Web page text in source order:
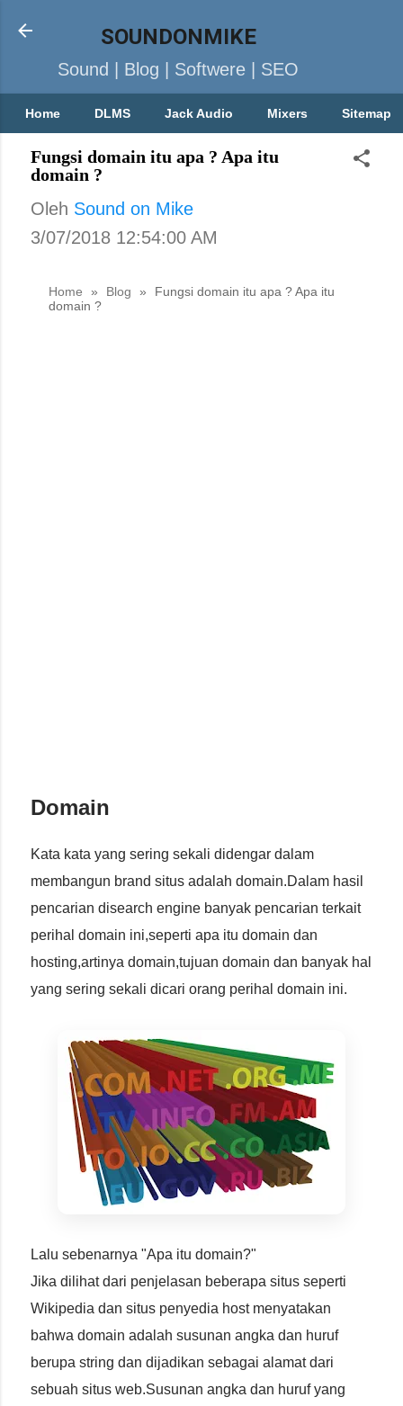
SOUNDONMIKE
Sound | Blog | Softwere | SEO
Home DLMS Jack Audio Mixers Sitemap
Fungsi domain itu apa ? Apa itu
domain ?
Oleh Sound on Mike
3/07/2018 12:54:00 AM
Home » Blog »
Fungsi domain itu apa ? Apa itu
domain ?
Domain
Kata kata yang sering sekali didengar dalam
membangun brand situs adalah domain.Dalam hasil
pencarian disearch engine banyak pencarian terkait
perihal domain ini,seperti apa itu domain dan
hosting,artinya domain,tujuan domain dan banyak hal
yang sering sekali dicari orang perihal domain ini.
Lalu sebenarnya "Apa itu domain?"
Jika dilihat dari penjelasan beberapa situs seperti
Wikipedia dan situs penyedia host menyatakan
bahwa domain adalah susunan angka dan huruf
berupa string dan dijadikan sebagai alamat dari
sebuah situs web.Susunan angka dan huruf yang